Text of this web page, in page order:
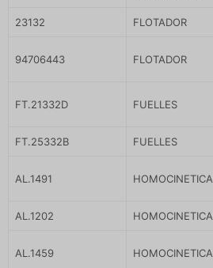
23132 FLOTADOR
94706443 FLOTADOR
FT.21332D FUELLES
FT.25332B FUELLES
AL.1491
AL.1202
AL.1459